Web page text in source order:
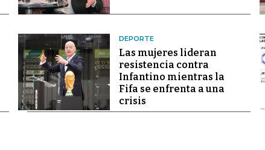
DEPORTE
Las mujeres lideran
resistencia contra
Infantino mientras la
Fifa se enfrenta a una
crisis